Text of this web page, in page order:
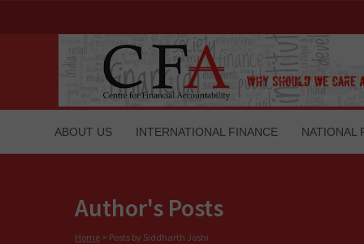
ABOUT US INTERNATIONAL FINANCE NATIONAL
Author's Posts
Home > Posts by Siddharth Joshi